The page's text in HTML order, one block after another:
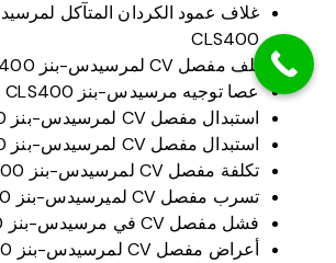
غلاف عمود الكردان المتآكل
CLS400
تلف مفصل CV لمرسيدس-بنز CLS400
عصا توجيه مرسيدس-بنز CLS400 مكسورة
استبدال مفصل CV لمرسيدس-بنز CLS400
استبدال مفصل CV لمرسيدس-بنز CLS400
تكلفة مفصل CV لمرسيدس-بنز CLS400
تسرب مفصل CV لميرسيدس-بنز CLS400
فشل مفصل CV في مرسيدس-بنز CLS400
أعراض مفصل CV لمرسيدس-بنز CLS400